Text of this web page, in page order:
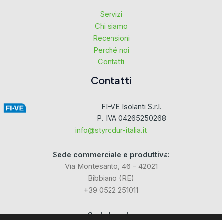
Servizi
Chi siamo
Recensioni
Perché noi
Contatti
Contatti
FI-VE Isolanti S.r.l.
P. IVA 04265250268
info@styrodur-italia.it
Sede commerciale e produttiva:
Via Montesanto, 46 – 42021
Bibbiano (RE)
+39 0522 251011
Sede Legale: